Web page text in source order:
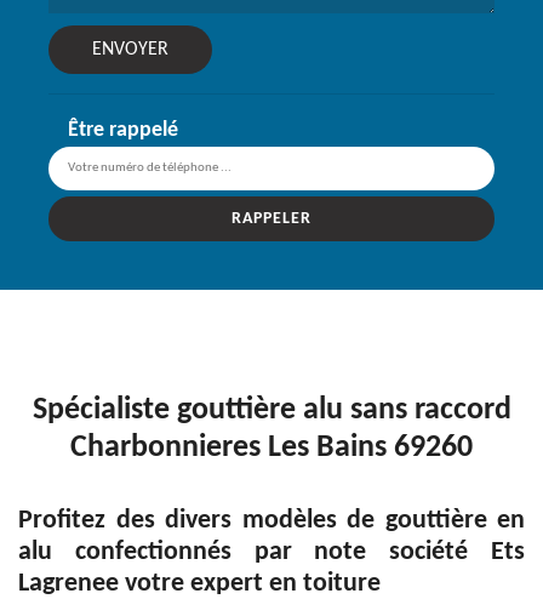
Être rappelé
Spécialiste gouttière alu sans raccord
Charbonnieres Les Bains 69260
Profitez des divers modèles de gouttière en
alu confectionnés par note société Ets
Lagrenee votre expert en toiture